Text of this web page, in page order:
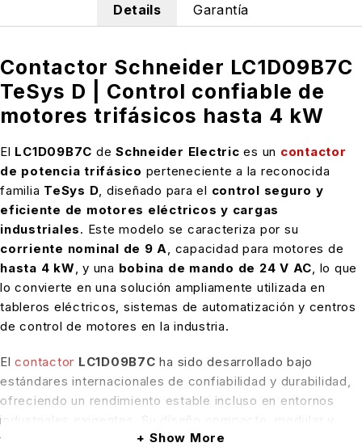
Details Garantía
Contactor Schneider LC1D09B7C
TeSys D | Control confiable de
motores trifásicos hasta 4 kW
El LC1D09B7C de Schneider Electric es un contactor
de potencia trifásico perteneciente a la reconocida
familia TeSys D , diseñado para el control seguro y
eficiente de motores eléctricos y cargas
industriales. Este modelo se caracteriza por su
corriente nominal de 9 A
, capacidad para motores de
hasta 4 kW , y una bobina de mando de 24 V AC , lo que
lo convierte en una solución ampliamente utilizada en
tableros eléctricos, sistemas de automatización y centros
de control de motores en la industria.
Elcontactor LC1D09B7C ha sido desarrollado bajo
estándares internacionales de confiabilidad y durabilidad,
ofreciendo un rendimiento estable incluso en entornos
industriales exigentes. Su diseño compacto, modular y
totalmente compatible con los relés térmicos TeSys
Show More